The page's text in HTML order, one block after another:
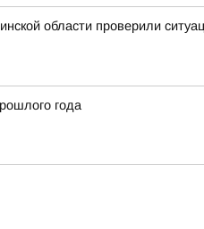
области проверили
года